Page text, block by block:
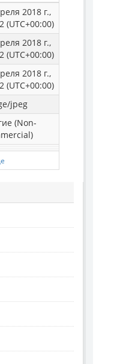
2018 г.,
(UTC+00:00)
2018 г.,
(UTC+00:00)
2018 г.,
(UTC+00:00)
jpeg
(Non-